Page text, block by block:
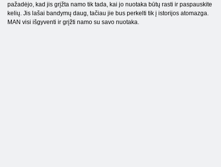
pažadėjo, kad jis grįžta namo tik tada, kai jo nuotaka būtų rasti ir paspauskite
kelių. Jis lašai bandymų daug, tačiau jie bus perkelti tik į istorijos atomazga.
MAN visi išgyventi ir grįžti namo su savo nuotaka.